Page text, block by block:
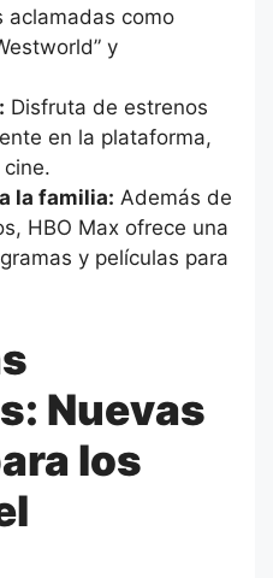
aclamadas como
y
Disfruta de estrenos
en la plataforma,
la familia: Además de
HBO Max ofrece una
y películas para
Nuevas
los